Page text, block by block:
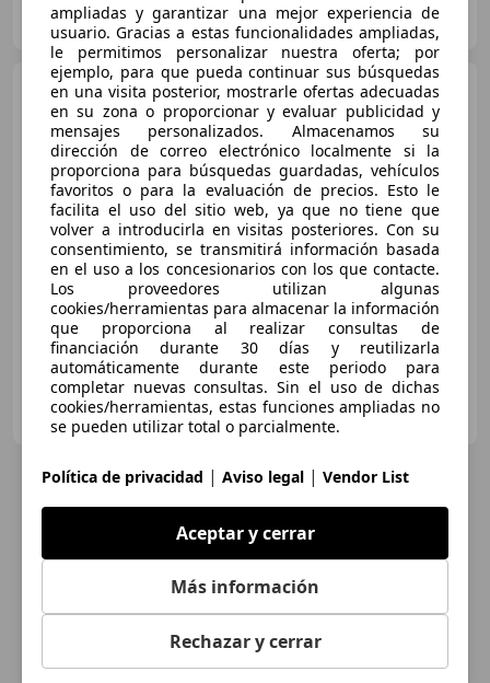
ES-39011 Santander
Volkswagen TiguanMás
1.5 TSI PHEV 150 kW (204 CV)
DSG6
€ 28.290
Súper oferta
12/2025 15.250 km
Electro/Gasolina
150 kW (204 CV)
DOMINGO ALONSO OCASIÓN
ES-35019 LAS PALMAS DE GRAN CANARIA
ampliadas y garantizar una mejor experiencia de
usuario. Gracias a estas funcionalidades ampliadas,
le permitimos personalizar nuestra oferta; por
ejemplo, para que pueda continuar sus búsquedas
en una visita posterior, mostrarle ofertas adecuadas
en su zona o proporcionar y evaluar publicidad y
mensajes personalizados. Almacenamos su
dirección de correo electrónico localmente si la
proporciona para búsquedas guardadas, vehículos
favoritos o para la evaluación de precios. Esto le
facilita el uso del sitio web, ya que no tiene que
volver a introducirla en visitas posteriores. Con su
consentimiento, se transmitirá información basada
en el uso a los concesionarios con los que contacte.
Los proveedores utilizan algunas
cookies/herramientas para almacenar la información
que proporciona al realizar consultas de
financiación durante 30 días y reutilizarla
automáticamente durante este periodo para
completar nuevas consultas. Sin el uso de dichas
cookies/herramientas, estas funciones ampliadas no
se pueden utilizar total o parcialmente.
Política de privacidad | Aviso legal | Vendor List
Aceptar y cerrar
Más información
Rechazar y cerrar